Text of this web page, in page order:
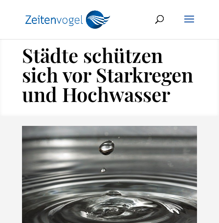
Städte schützen
sich vor Starkregen
und Hochwasser